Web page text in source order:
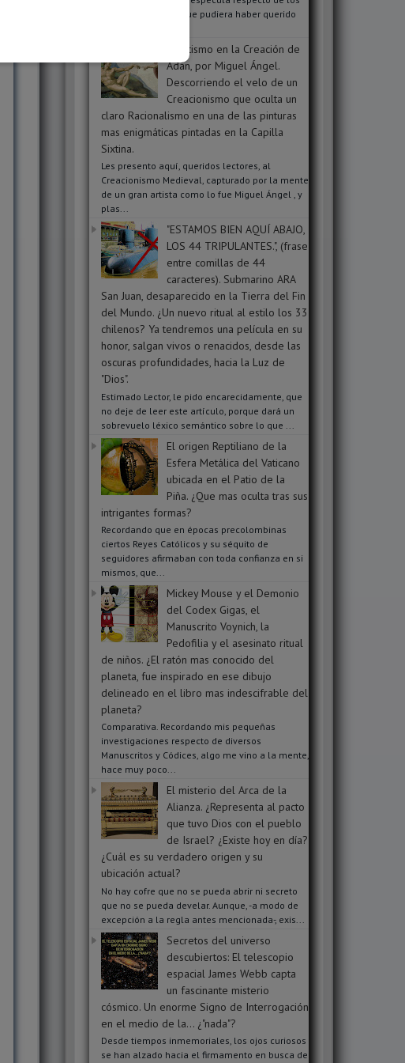
mensajes ocultos que pudiera haber querido
Ocultismo en la Creación de
Adán, por Miguel Ángel.
Descorriendo el velo de un
Creacionismo que oculta un
claro Racionalismo en una de las pinturas
mas enigmáticas pintadas en la Capilla
Sixtina.
Les presento aquí, queridos lectores, al
Creacionismo Medieval, capturado por la mente
de un gran artista como lo fue Miguel Ángel , y
plas...
"ESTAMOS BIEN AQUÍ ABAJO,
LOS 44 TRIPULANTES.", (frase
entre comillas de 44
caracteres). Submarino ARA
San Juan, desaparecido en la Tierra del Fin
del Mundo. ¿Un nuevo ritual al estilo los 33
chilenos? Ya tendremos una película en su
honor, salgan vivos o renacidos, desde las
oscuras profundidades, hacia la Luz de
"Dios".
Estimado Lector, le pido encarecidamente, que
no deje de leer este artículo, porque dará un
sobrevuelo léxico semántico sobre lo que ...
El origen Reptiliano de la
Esfera Metálica del Vaticano
ubicada en el Patio de la
Piña. ¿Que mas oculta tras sus
intrigantes formas?
Recordando que en épocas precolombinas
ciertos Reyes Católicos y su séquito de
seguidores afirmaban con toda confianza en si
mismos, que...
Mickey Mouse y el Demonio
del Codex Gigas, el
Manuscrito Voynich, la
Pedofilia y el asesinato ritual
de niños. ¿El ratón mas conocido del
planeta, fue inspirado en ese dibujo
delineado en el libro mas indescifrable del
planeta?
Comparativa. Recordando mis pequeñas
investigaciones respecto de diversos
Manuscritos y Códices, algo me vino a la mente,
hace muy poco...
El misterio del Arca de la
Alianza. ¿Representa al pacto
que tuvo Dios con el pueblo
de Israel? ¿Existe hoy en día?
¿Cuál es su verdadero origen y su
ubicación actual?
No hay cofre que no se pueda abrir ni secreto
que no se pueda develar. Aunque, -a modo de
excepción a la regla antes mencionada-, exis...
Secretos del universo
descubiertos: El telescopio
espacial James Webb capta
un fascinante misterio
cósmico. Un enorme Signo de Interrogación
en el medio de la... ¿"nada"?
Desde tiempos inmemoriales, los ojos curiosos
se han alzado hacia el firmamento en busca de